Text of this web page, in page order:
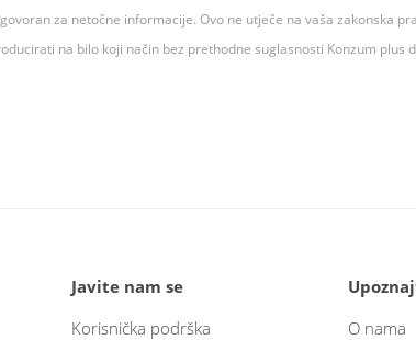
za netočne informacije. Ovo ne utječe na vaša zakonska
na bilo koji način bez prethodne suglasnosti Konzum plus
Javite nam se
Korisnička podrška
O nama